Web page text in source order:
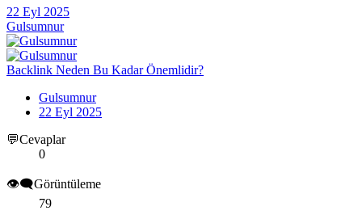
22 Eyl 2025
Gulsumnur
Backlink Neden Bu Kadar Önemlidir?
Gulsumnur
22 Eyl 2025
💬Cevaplar
0
👁️‍🗨️Görüntüleme
79